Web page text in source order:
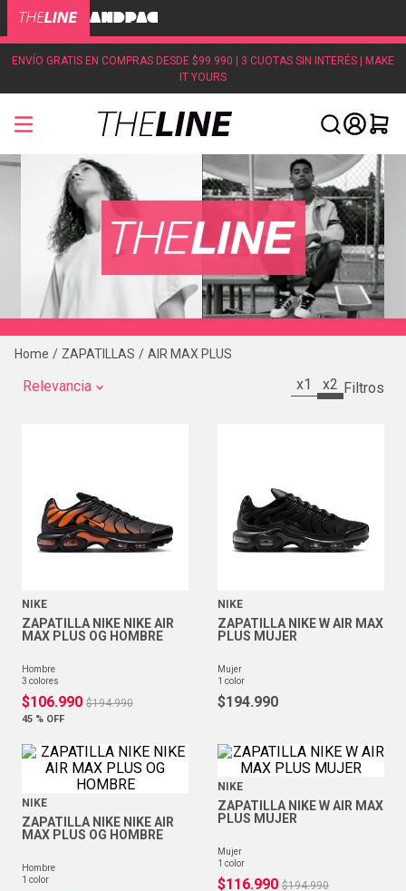
ENVÍO GRATIS EN COMPRAS DESDE $99.990 | 3 CUOTAS SIN INTERÉS | MAKE
IT YOURS
ZAPATILLAS AIR MAX PLUS
Relevancia x1 x2
NIKE
ZAPATILLA NIKE NIKE AIR
MAX PLUS OG HOMBRE
hombre
3 colores
$106.990 $194.990
45 % OFF
NIKE
ZAPATILLA NIKE W AIR MAX
PLUS MUJER
mujer
1 color
$194.990
NIKE
ZAPATILLA NIKE NIKE AIR
MAX PLUS OG HOMBRE
hombre
1 color
NIKE
ZAPATILLA NIKE W AIR MAX
PLUS MUJER
mujer
1 color
$116.990 $194.990